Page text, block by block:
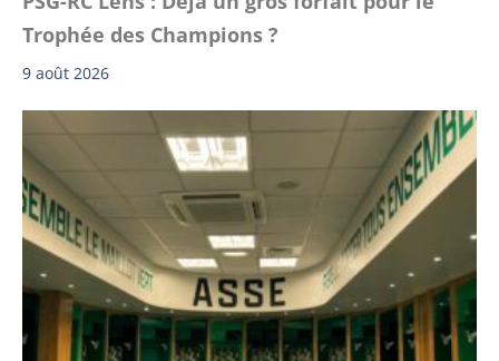
Trophée des Champions ?
9 août 2026